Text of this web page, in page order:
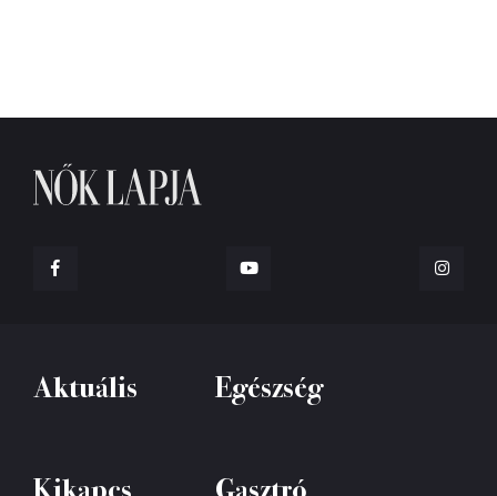
Aktuális Egészség
Kikapcs Gasztró